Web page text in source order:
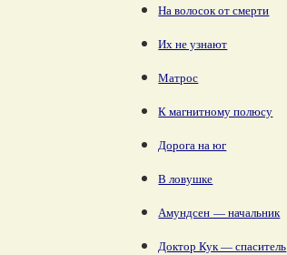
На волосок от смерти
Их не узнают
Матрос
К магнитному полюсу
Дорога на юг
В ловушке
Амундсен — начальник
Доктор Кук — спаситель